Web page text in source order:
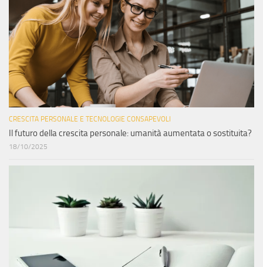
CRESCITA PERSONALE E TECNOLOGIE CONSAPEVOLI
Il futuro della crescita personale: umanità aumentata o sostituita?
18/10/2025